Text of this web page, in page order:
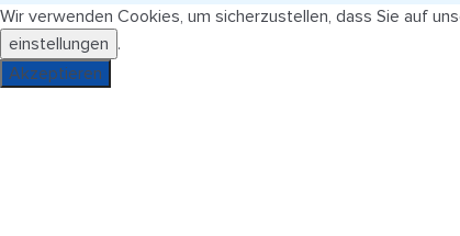
Wir verwenden Cookies, um sicherzustellen, dass Sie auf
einstellungen .
Akzeptieren